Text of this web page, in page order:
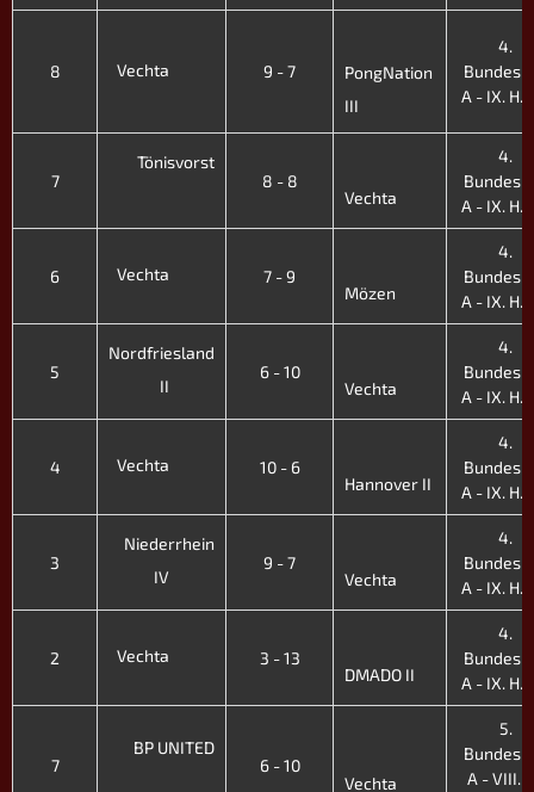
8 Vechta 9 - 7
PongNation
III
4.
A - IX. H.
7
Tönisvorst
8 - 8
Vechta
4.
A - IX. H.
6 Vechta 7 - 9
Mözen
4.
A - IX. H.
5
Nordfriesland
II
6 - 10
Vechta
4.
A - IX. H.
4 Vechta 10 - 6
Hannover II
4.
A - IX. H.
3
Niederrhein
IV
9 - 7
Vechta
4.
A - IX. H.
2 Vechta 3 - 13
DMADO II
4.
A - IX. H.
7
BP UNITED
6 - 10
Vechta
5.
A - VIII.